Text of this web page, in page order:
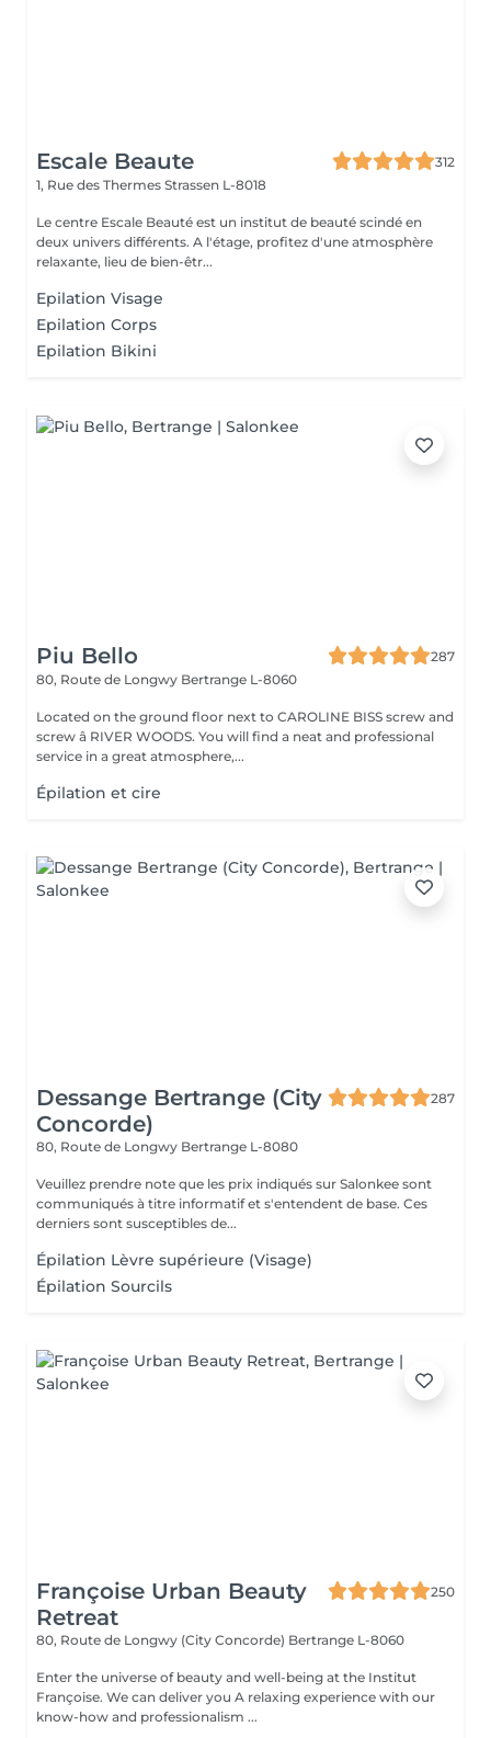
Escale Beaute
312
1, Rue des Thermes Strassen L-8018
Le centre Escale Beauté est un institut de beauté scindé en
deux univers différents. A l'étage, profitez d'une atmosphère
relaxante, lieu de bien-êtr...
Epilation Visage
Epilation Corps
Epilation Bikini
Piu Bello
287
80, Route de Longwy Bertrange L-8060
Located on the ground floor next to CAROLINE BISS screw and
screw â RIVER WOODS. You will find a neat and professional
service in a great atmosphere,...
Épilation et cire
Dessange Bertrange (City
Concorde)
287
80, Route de Longwy Bertrange L-8080
Veuillez prendre note que les prix indiqués sur Salonkee sont
communiqués à titre informatif et s'entendent de base. Ces
derniers sont susceptibles de...
Épilation Lèvre supérieure (Visage)
Épilation Sourcils
Françoise Urban Beauty
Retreat
250
80, Route de Longwy (City Concorde) Bertrange L-8060
Enter the universe of beauty and well-being at the Institut
Françoise. We can deliver you A relaxing experience with our
know-how and professionalism ...